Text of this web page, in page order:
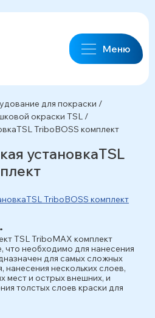
Меню
для покраски /
окраски TSL /
TriboBOSS комплект
установкаTSL
TSL TriboMAX комплект
что необходимо для нанесения
для самых сложных
нескольких слоев,
мест и острых внешних, и
толстых слоев краски для